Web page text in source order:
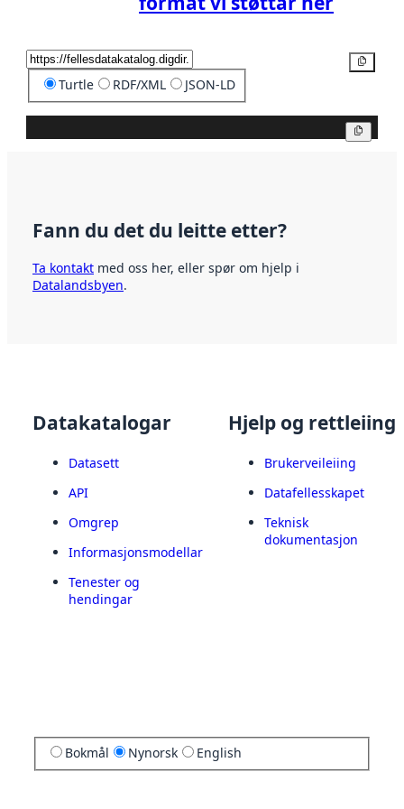
Turtle RDF/XML JSON-LD
Fann du det du leitte etter?
Ta kontakt med oss her, eller spør om hjelp i
Datalandsbyen.
Datakatalogar
Datasett
API
Omgrep
Informasjonsmodellar
Tenester og
hendingar
Hjelp og rettleiing
Brukerveileiing
Datafellesskapet
Teknisk
dokumentasjon
Bokmål Nynorsk English